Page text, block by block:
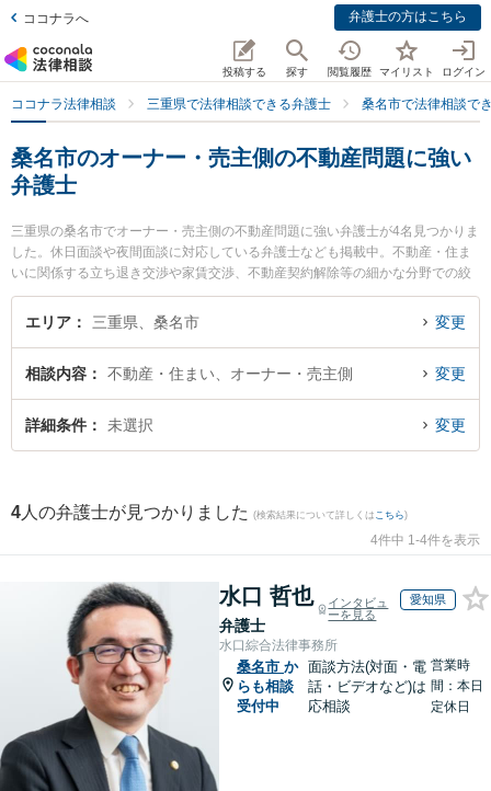
ココナラへ 弁護士の方はこちら
投稿する 探す 閲覧履歴 マイリスト ログイン
ココナラ法律相談 三重県で法律相談できる弁護士 桑名市で法律相談で
桑名市のオーナー・売主側の不動産問題に強い
弁護士
三重県の桑名市でオーナー・売主側の不動産問題に強い弁護士が4名見つかりま
した。休日面談や夜間面談に対応している弁護士なども掲載中。不動産・住ま
いに関係する立ち退き交渉や家賃交渉、不動産契約解除等の細かな分野での絞
り込み検索もでき便利です。特に弁護士法人関・岸田・中村法律事務所 桑名オ
フィスの岸田 哲弁護士や伊勢湾総合法律事務所の松井 太一弁護士、梅村・長谷
動産問題のトラブルを今すぐに弁護士に相談したい』『オーナー・売主側の不
動産問題のトラブル解決の実績豊富な近くの弁護士を検索したい』『初回相談
無料でオーナー・売主側の不動産問題を法律相談できる桑名市内の弁護士に相
エリア 三重県、桑名市 変更
相談内容 不動産・住まい、オーナー・売主側 変更
詳細条件 未選択 変更
4 人の弁護士が見つかりました (検索結果について詳しくは こちら)
4件中 1-4件を表示
水口 哲也
弁護士
インタビュ
ーを見る
愛知県
水口綜合法律事務所
桑名市 か
らも相談
受付中
面談方法(対面・電
話・ビデオなど)は
応相談
営業時
間：本日
定休日